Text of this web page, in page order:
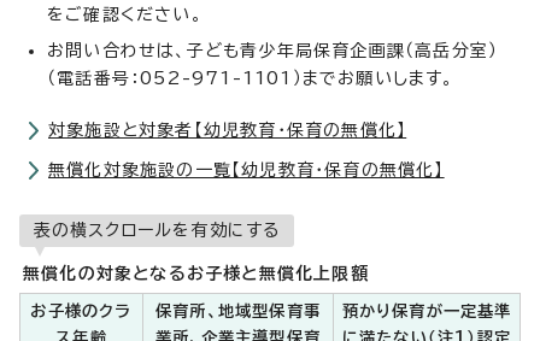
をご確認ください。
お問い合わせは、子ども青少年局保育企画課（高岳分室）
（電話番号：052-971-1101）までお願いします。
対象施設と対象者【幼児教育・保育の無償化】
無償化対象施設の一覧【幼児教育・保育の無償化】
表の横スクロールを有効にする
無償化の対象となるお子様と無償化上限額
お子様のクラ
ス年齢
保育所、地域型保育事
業所、企業主導型保育
預かり保育が一定基準
に満たない（注1）認定